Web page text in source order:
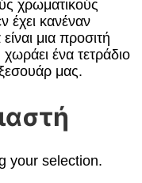
χρωματικούς
έχει κανέναν
μια προσιτή
ένα τετράδιο
μας.
your selection.